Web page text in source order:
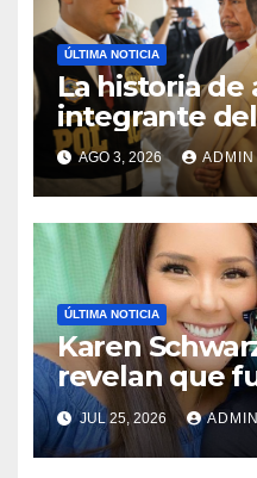
ÚLTIMA NOTICIA
La historia de
integrante
que fue
AGO 3, 2026 ADMIN
ÚLTIMA NOTICIA
Karen
revelan que
de extorsión
Perú para
JUL 25, 2026 ADMIN